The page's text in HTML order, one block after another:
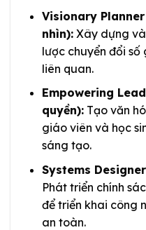
Visionary
nhìn):Xây dựng và
lược chuyển đổi
liên quan.
Empowering
quyền):Tạo văn
giáo viên và học
sáng tạo.
Systems
Phát triển chính
để triển khai công
an toàn.